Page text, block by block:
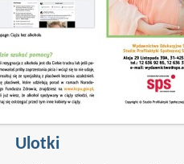
Ulotki